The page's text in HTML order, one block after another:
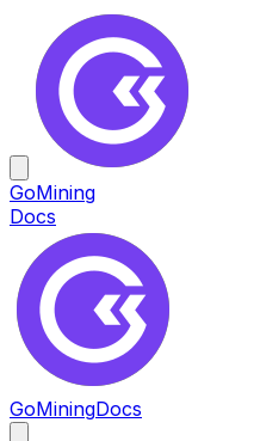
GoMining
Docs
GoMiningDocs